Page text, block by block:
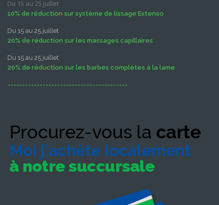
Du 15 au 25 juillet
10% de réduction sur système de lissage Extenso
Du 15 au 25 juillet
20% de réduction sur les massages capillaires
Du 15 au 25 juillet
20% de réduction sur les barbes complètes à la lame
-----------------------------------------